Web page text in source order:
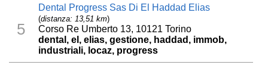
5
Dental Progress Sas Di El Haddad Elias
(distanza: 13,51 km)
Corso Re Umberto 13, 10121 Torino
dental, el, elias, gestione, haddad, immob,
industriali, locaz, progress